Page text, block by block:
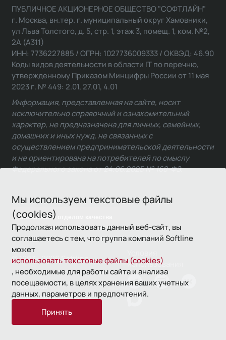
Мы используем текстовые файлы
(cookies)
Продолжая использовать данный веб-сайт, вы
соглашаетесь с тем, что группа компаний Softline
может
использовать текстовые файлы (cookies)
, необходимые для работы сайта и анализа
посещаемости, в целях хранения ваших учетных
данных, параметров и предпочтений.
Принять
Связаться с отделом качества
ПУБЛИЧНОЕ АКЦИОНЕРНОЕ ОБЩЕСТВО "СОФТЛАЙН"
г. Москва, вн.тер. г. муниципальный округ Хамовники,
ул Льва Толстого, д. 5, стр. 1, этаж 3, помещ. 1, ком. №2,
2А (А311)
ИНН: 7736227885 / ОГРН: 1027736009333 / ОКВЭД: 46.90
Коды видов деятельности в области IT по перечню,
утвержденному Приказом Минцифры России от 11 мая
2023 г. № 449: 2.01, 27.01, 4.01
Информация, представленная на сайте, носит
исключительно справочный и ознакомительный
характер, не предназначена для личных, семейных,
домашних и иных нужд, не связанных с
осуществлением предпринимательской деятельности
и не ориентирована на потребителей по смыслу
Федерального закона от 24.06.2025 № 168-ФЗ.
© 1993—2026 Softline
использования
Политика
конфиденциальности